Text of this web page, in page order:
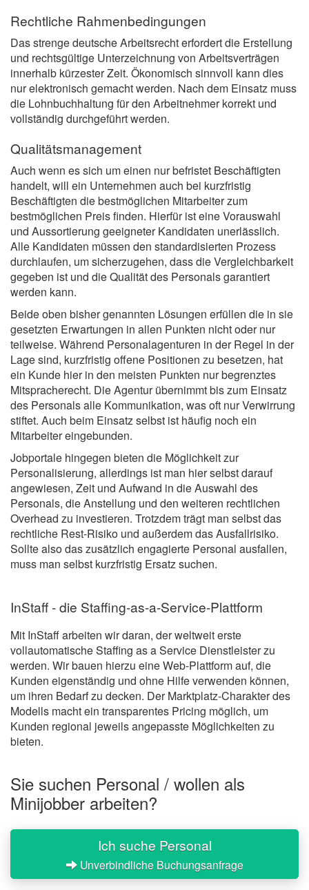
Rechtliche Rahmenbedingungen
Das strenge deutsche Arbeitsrecht erfordert die Erstellung
und rechtsgültige Unterzeichnung von Arbeitsverträgen
innerhalb kürzester Zeit. Ökonomisch sinnvoll kann dies
nur elektronisch gemacht werden. Nach dem Einsatz muss
die Lohnbuchhaltung für den Arbeitnehmer korrekt und
vollständig durchgeführt werden.
Qualitätsmanagement
Auch wenn es sich um einen nur befristet Beschäftigten
handelt, will ein Unternehmen auch bei kurzfristig
Beschäftigten die bestmöglichen Mitarbeiter zum
bestmöglichen Preis finden. Hierfür ist eine Vorauswahl
und Aussortierung geeigneter Kandidaten unerlässlich.
Alle Kandidaten müssen den standardisierten Prozess
durchlaufen, um sicherzugehen, dass die Vergleichbarkeit
gegeben ist und die Qualität des Personals garantiert
werden kann.
Beide oben bisher genannten Lösungen erfüllen die in sie
gesetzten Erwartungen in allen Punkten nicht oder nur
teilweise. Während Personalagenturen in der Regel in der
Lage sind, kurzfristig offene Positionen zu besetzen, hat
ein Kunde hier in den meisten Punkten nur begrenztes
Mitspracherecht. Die Agentur übernimmt bis zum Einsatz
des Personals alle Kommunikation, was oft nur Verwirrung
stiftet. Auch beim Einsatz selbst ist häufig noch ein
Mitarbeiter eingebunden.
Jobportale hingegen bieten die Möglichkeit zur
Personalisierung, allerdings ist man hier selbst darauf
angewiesen, Zeit und Aufwand in die Auswahl des
Personals, die Anstellung und den weiteren rechtlichen
Overhead zu investieren. Trotzdem trägt man selbst das
rechtliche Rest-Risiko und außerdem das Ausfallrisiko.
Sollte also das zusätzlich engagierte Personal ausfallen,
muss man selbst kurzfristig Ersatz suchen.
InStaff - die Staffing-as-a-Service-Plattform
Mit InStaff arbeiten wir daran, der weltweit erste
vollautomatische Staffing as a Service Dienstleister zu
werden. Wir bauen hierzu eine Web-Plattform auf, die
Kunden eigenständig und ohne Hilfe verwenden können,
um ihren Bedarf zu decken. Der Marktplatz-Charakter des
Modells macht ein transparentes Pricing möglich, um
Kunden regional jeweils angepasste Möglichkeiten zu
bieten.
Sie suchen Personal / wollen als
Minijobber arbeiten?
Ich suche Personal
Unverbindliche Buchungsanfrage